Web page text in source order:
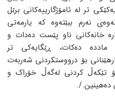
تر لە ئامۆژگارییەکانی برێل
نەرم ببێتەوە کە یارمەتی
خانەکانی ناو پێست دەدات و
ماددە دەکات، ڕێگایەکی تر
بۆ درووستکردنی شەربەت
تێکەڵ کردنی لەگەڵ خۆراک و
دەھینین./.